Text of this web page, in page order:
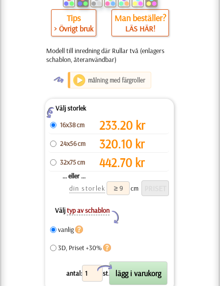
Tips
> Övrigt bruk
Man beställer?
LÄS HÄR!
Modell till inredning där Rullar två (enlagers
schablon, återanvändbar)
O målning med färgroller
ZVälj storlek
16x38 cm
233.20 kr
24x56 cm 320.10 kr
32x75 cm 442.70 kr
... eller ...
din storlek
cm
Väljtyp av schablon
Y
vanlig
3D, Priset +30%
antal: st.
X